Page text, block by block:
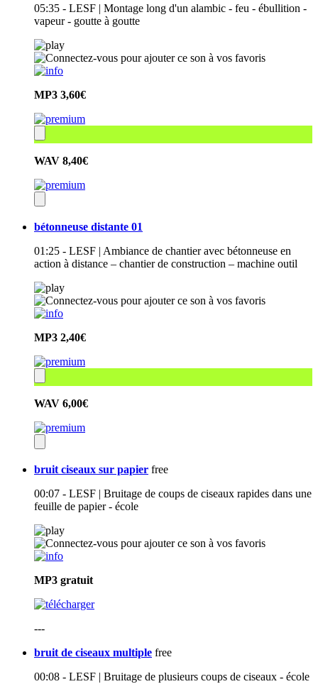
05:35 - LESF | Montage long d'un alambic - feu - ébullition -
vapeur - goutte à goutte
MP3 3,60€
WAV 8,40€
bétonneuse distante 01
01:25 - LESF | Ambiance de chantier avec bétonneuse en
action à distance – chantier de construction – machine outil
MP3 2,40€
WAV 6,00€
bruit ciseaux sur papier free
00:07 - LESF | Bruitage de coups de ciseaux rapides dans une
feuille de papier - école
MP3 gratuit
---
bruit de ciseaux multiple free
00:08 - LESF | Bruitage de plusieurs coups de ciseaux - école